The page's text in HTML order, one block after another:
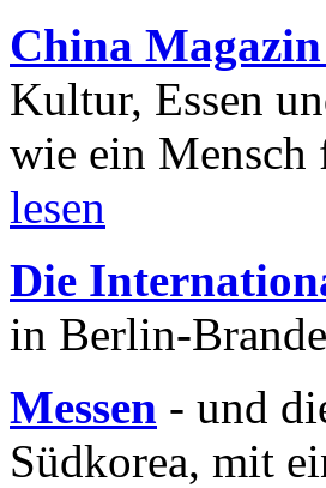
China
Kultur, Essen
wie ein Mensch
lesen
Die
in Berlin-
Messen - und
Südkorea, mit